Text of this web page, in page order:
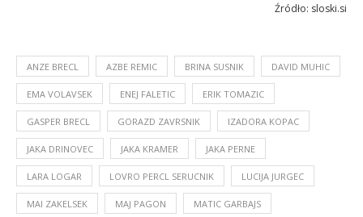
Źródło: sloski.si
ANZE BRECL AZBE REMIC BRINA SUSNIK DAVID MUHIC
EMA VOLAVSEK ENEJ FALETIC ERIK TOMAZIC
GASPER BRECL GORAZD ZAVRSNIK IZADORA KOPAC
JAKA DRINOVEC JAKA KRAMER JAKA PERNE
LARA LOGAR LOVRO PERCL SERUCNIK LUCIJA JURGEC
MAI ZAKELSEK MAJ PAGON MATIC GARBAJS